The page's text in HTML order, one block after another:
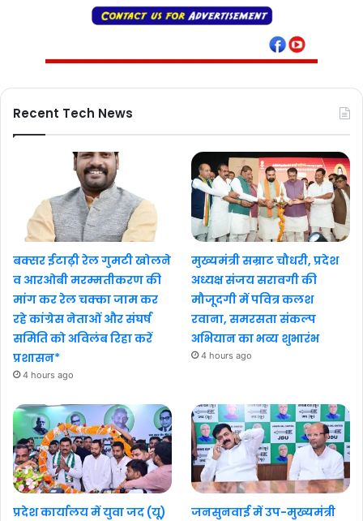
Recent Tech News
बक्सर ईटाढ़ी रेल गुमटी खोलने
व आरओबी मरम्मतीकरण की
मांग कर रेल चक्का जाम कर
रहे कांग्रेस नेताओं और संघर्ष
समिति को अविलंब रिहा करें
प्रशासन*
4 hours ago
मुख्यमंत्री सम्राट चौधरी, प्रदेश
अध्यक्ष संजय सरावगी की
मौजूदगी में पवित्र कलश
रवाना, समरसता संकल्प
अभियान का भव्य शुभारंभ
4 hours ago
प्रदेश कार्यालय में युवा जद (यू)
जनसुनवाई में उप-मुख्यमंत्री